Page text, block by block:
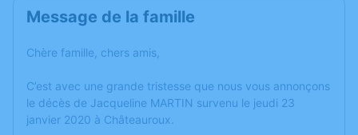
Message de la famille
Chère famille, chers amis,
C’est avec une grande tristesse que nous vous annonçons
le décès de Jacqueline MARTIN survenu le jeudi 23
janvier 2020 à Châteauroux.